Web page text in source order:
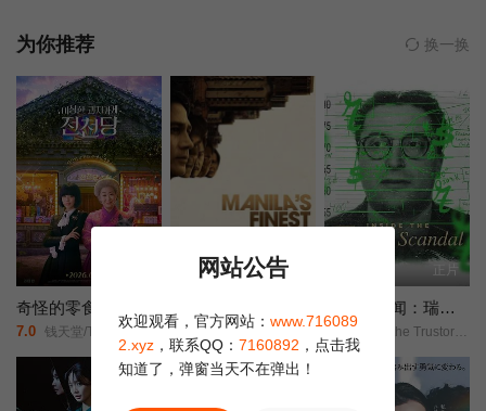
为你推荐 换一换
7.0 钱天堂/The Mysterious Candy Store/
正片
2.0 Ashtine/Olviga/丽卡·佩拉莱约/
正片
Trustor丑闻：瑞典金融案内幕
9.0 Inside the Trustor Scandal/Trustor/
网站公告
欢迎观看，官方网站： www.716089
2.xyz ，联系QQ： 7160892 ，点击我
知道了，弹窗当天不在弹出！